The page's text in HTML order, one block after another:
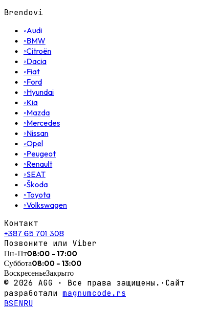
Brendovi
◦Audi
◦BMW
◦Citroën
◦Dacia
◦Fiat
◦Ford
◦Hyundai
◦Kia
◦Mazda
◦Mercedes
◦Nissan
◦Opel
◦Peugeot
◦Renault
◦SEAT
◦Škoda
◦Toyota
◦Volkswagen
Контакт
+387 65 701 308
Позвоните или Viber
Пн-Пт08:00 - 17:00
Суббота08:00 - 13:00
ВоскресеньеЗакрыто
© 2026 AGG · Все права защищены. · Сайт
разработали magnumcode.rs
BSENRU